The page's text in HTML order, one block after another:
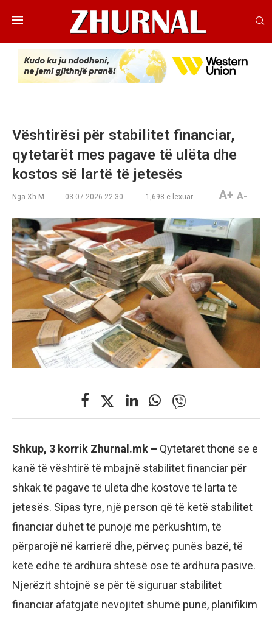
Vështirësi për stabilitet financiar,
qytetarët mes pagave të ulëta dhe
kostos së lartë të jetesës
Nga Xh M 03.07.2026 22:30 1,698 e lexuar A+ A-
Shkup, 3 korrik Zhurnal.mk – Qytetarët thonë se e
kanë të vështirë të mbajnë stabilitet financiar për
shkak të pagave të ulëta dhe kostove të larta të
jetesës. Sipas tyre, një person që të ketë stabilitet
financiar duhet të punojë me përkushtim, të
përparojë në karrierë dhe, përveç punës bazë, të
ketë edhe të ardhura shtesë ose të ardhura pasive.
Njerëzit shtojnë se për të siguruar stabilitet
financiar afatgjatë nevojitet shumë punë, planifikim